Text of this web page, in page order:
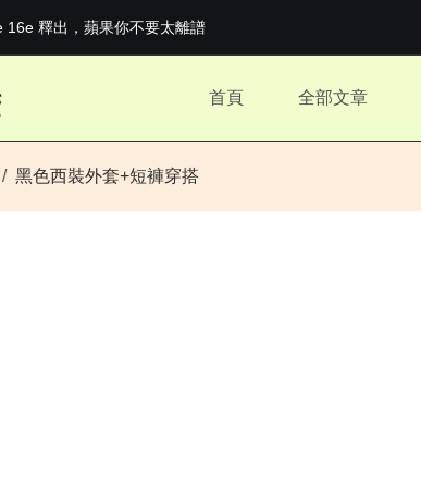
網男單收官：全滿貫對上全滿亞，德約...
衛 Highguard》正式上線，官...
男單收官：全滿貫對上全滿亞，德約...
首頁 全部文章
黑色西裝外套+短褲穿搭